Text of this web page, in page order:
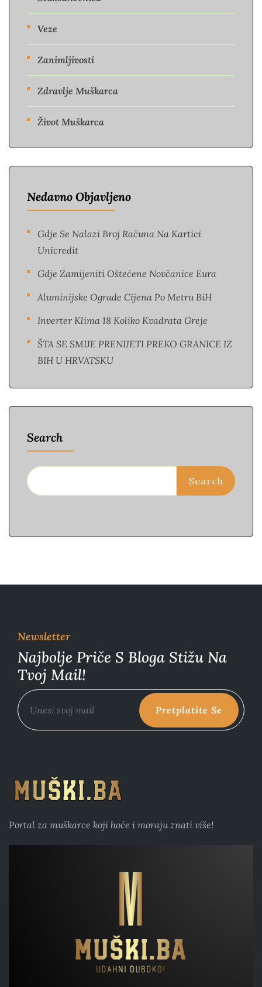
Veze
Zanimljivosti
Zdravlje Muškarca
Život Muškarca
Nedavno Objavljeno
Gdje Se Nalazi Broj Računa Na Kartici
Unicredit
Gdje Zamijeniti Oštećene Novčanice Eura​
Aluminijske Ograde Cijena Po Metru BiH
Inverter Klima 18 Koliko Kvadrata Greje
ŠTA SE SMIJE PRENIJETI PREKO GRANICE IZ
BIH U HRVATSKU
Search
Search
Newsletter
Najbolje Priče S Bloga Stižu Na
Tvoj Mail!
Pretplatite Se
Portal za muškarce koji hoće i moraju znati više!